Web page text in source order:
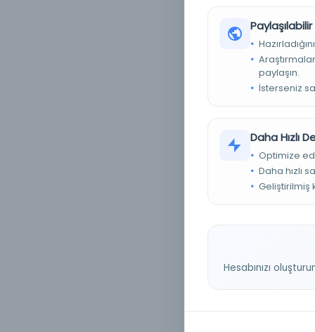
paylaşın.
İsterseniz
Daha Hızlı
Optimize
Daha hızlı
Geliştirilmiş
Hesabınızı